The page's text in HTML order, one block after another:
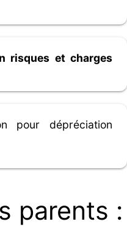
risques et charges
pour dépréciation
parents :